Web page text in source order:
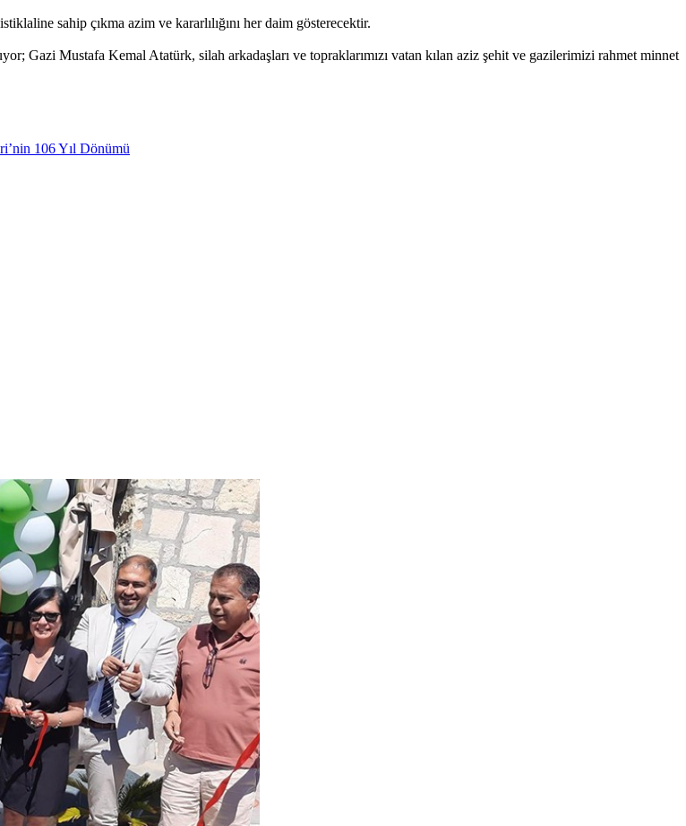
sahip çıkma azim ve kararlılığını her daim gösterecektir.
Gazi Mustafa Kemal Atatürk, silah arkadaşları ve topraklarımızı vatan kılan aziz şehit ve gazilerimizi rahmet minnet
106 Yıl Dönümü